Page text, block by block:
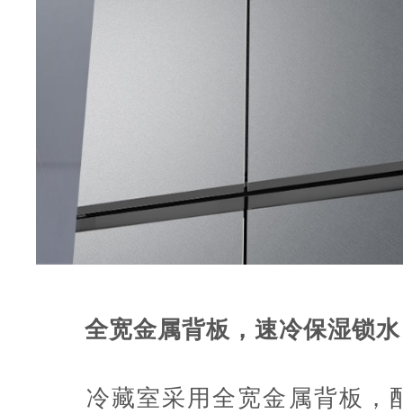
全宽金属背板，速冷保湿锁水
冷藏室采用全宽金属背板，